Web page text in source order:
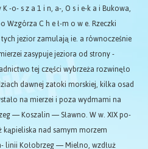
-o- s z a 1 i n, a-, O s i e-k a i Bukowa,
Wzgórza C h e ł-m o w e. Rzeczki
jezior zamulają ie. a równocześnie
zasypuje jeziora od strony -
tej części wybrzeża rozwinęło
dawnej zatoki morskiej, kilka osad
na mierzei i poza wydmami na
— Koszalin — Sławno. W w. XIX po-
kąpieliska nad samym morzem
linii Kołobrzeg — Mielno, wzdłuż